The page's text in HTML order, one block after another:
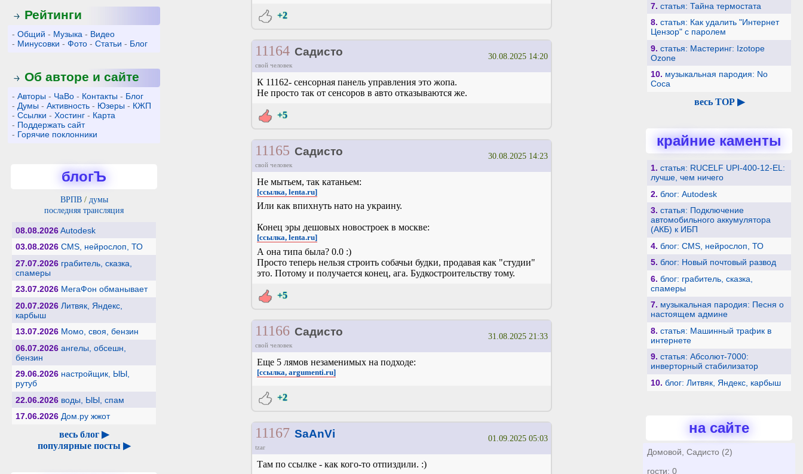
Рейтинги
-Общий - Музыка - Видео
- Минусовки -Фото -Статьи - Блог
Об авторе и сайте
-Авторы - ЧаВо - Контакты - Блог
- Думы -Активность - Юзеры - КЖП
-Ссылки -Хостинг - Карта
- Поддержать сайт
- Горячие поклонники
блогЪ
ВРПВ/ думы
последняя трансляция
08.08.2026Autodesk
03.08.2026 CMS, нейрослоп, ТО
27.07.2026 грабитель, сказка,
спамеры
23.07.2026 МегаФон обманывает
20.07.2026 Литвяк, Яндекс,
карбыш
13.07.2026 Момо, своя, бензин
06.07.2026 ангелы, обсешн,
бензин
29.06.2026 настройщик, ЫЫ,
рутуб
22.06.2026 воды, ЫЫ, спам
17.06.2026 Дом.ру жжот
весь блог ▶
популярные посты ▶
+2
11164 Садисто
свой человек
30.08.2025 14:20
К 11162- сенсорная панель управления это жопа.
Не просто так от сенсоров в авто отказываются же.
+5
11165 Садисто
свой человек
30.08.2025 14:23
Не мытьем, так катаньем:
[ссылка, lenta.ru]
Или как впихнуть нато на украину.
Конец эры дешовых новостроек в москве:
[ссылка, lenta.ru]
А она типа была? 0.0 :)
Просто теперь нельзя строить собачьи будки, продавая как "студии"
это. Потому и получается конец, ага. Будкостроительству тому.
+5
11166 Садисто
свой человек
31.08.2025 21:33
Еще 5 лямов незаменимых на подходе:
[ссылка, argumenti.ru]
+2
11167 SaAnVi
tzar
01.09.2025 05:03
Там по ссылке - как кого-то отпиздили. :)
7. статья: Тайна термостата
8. статья: Как удалить "Интернет
Цензор" с паролем
9. статья: Мастеринг: Izotope
Ozone
10. музыкальная пародия: No
Coca
весь TOP ▶
крайние каменты
1. статья: RUCELF UPI-400-12-EL:
лучше, чем ничего
2. блог: Autodesk
3. статья: Подключение
автомобильного аккумулятора
(АКБ) к ИБП
4. блог: CMS, нейрослоп, ТО
5. блог: Новый почтовый развод
6. блог: грабитель, сказка,
спамеры
7. музыкальная пародия: Песня о
настоящем админе
8. статья: Машинный трафик в
интернете
9. статья: Абсолют-7000:
инверторный стабилизатор
10. блог: Литвяк, Яндекс, карбыш
на сайте
Домовой, Садисто (2)
гости: 0